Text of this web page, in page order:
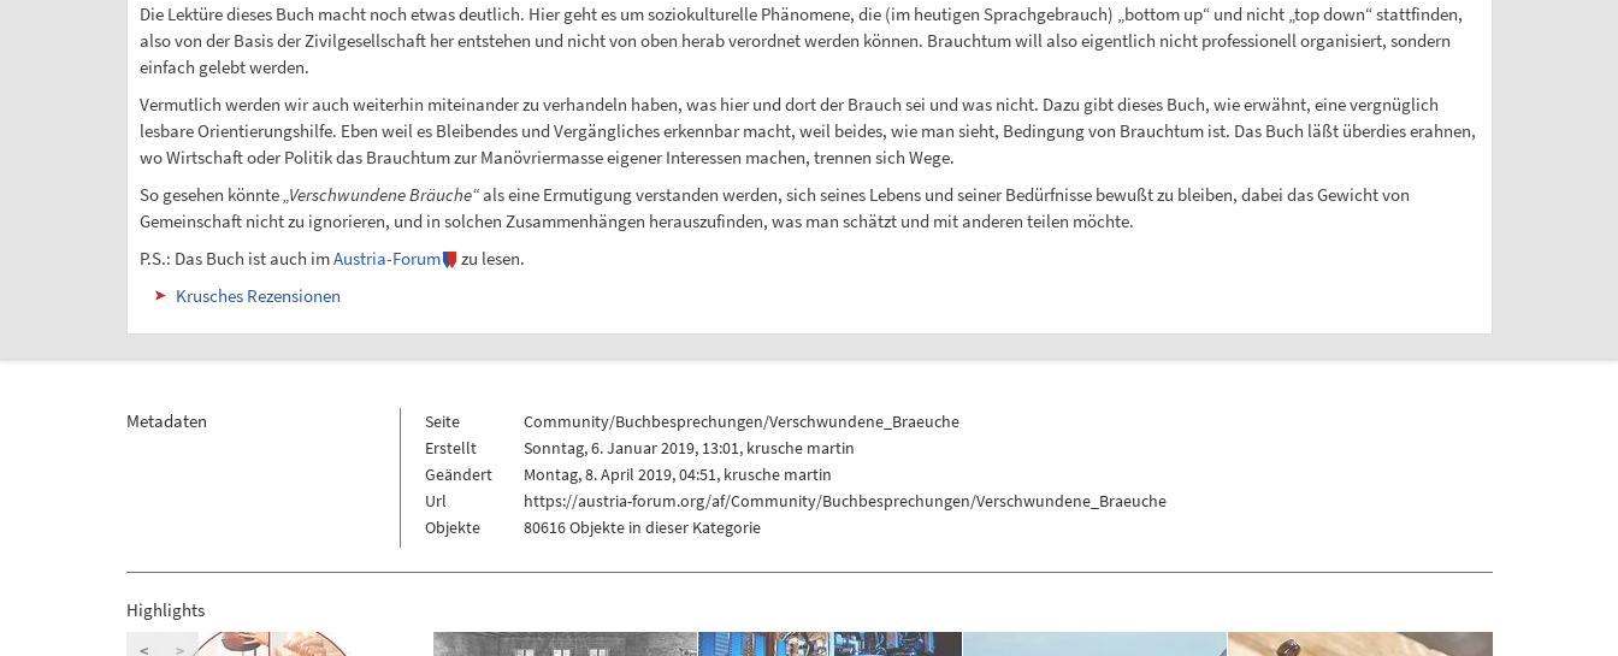
Die Lektüre dieses Buch macht noch etwas deutlich. Hier geht es um soziokulturelle Phänomene, die (im heutigen Sprachgebrauch) „bottom up“ und nicht „top down“ stattfinden,
also von der Basis der Zivilgesellschaft her entstehen und nicht von oben herab verordnet werden können. Brauchtum will also eigentlich nicht professionell organisiert, sondern
einfach gelebt werden.
Vermutlich werden wir auch weiterhin miteinander zu verhandeln haben, was hier und dort der Brauch sei und was nicht. Dazu gibt dieses Buch, wie erwähnt, eine vergnüglich
lesbare Orientierungshilfe. Eben weil es Bleibendes und Vergängliches erkennbar macht, weil beides, wie man sieht, Bedingung von Brauchtum ist. Das Buch läßt überdies erahnen,
wo Wirtschaft oder Politik das Brauchtum zur Manövriermasse eigener Interessen machen, trennen sich Wege.
So gesehen könnte„Verschwundene Bräuche“als eine Ermutigung verstanden werden, sich seines Lebens und seiner Bedürfnisse bewußt zu bleiben, dabei das Gewicht von
Gemeinschaft nicht zu ignorieren, und in solchen Zusammenhängen herauszufinden, was man schätzt und mit anderen teilen möchte.
P.S.: Das Buch ist auch imAustria-Forum
zu lesen.
Krusches Rezensionen
Metadaten Seite
Community/Buchbesprechungen/Verschwundene_Braeuche
Erstellt
Sonntag, 6. Januar 2019, 13:01, krusche martin
Geändert
Montag, 8. April 2019, 04:51, krusche martin
Url
https://austria-forum.org/af/Community/Buchbesprechungen/Verschwundene_Braeuche
Objekte
80616 Objekte in dieser Kategorie
Highlights
< >